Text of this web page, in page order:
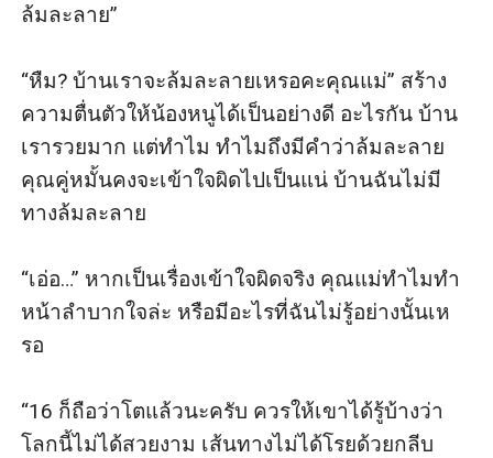
ล้มละลาย”
“หืม? บ้านเราจะล้มละลายเหรอคะคุณแม่” สร้าง
ความตื่นตัวให้น้องหนูได้เป็นอย่างดี อะไรกัน บ้าน
เรารวยมาก แต่ทำไม ทำไมถึงมีคำว่าล้มละลาย
คุณคู่หมั้นคงจะเข้าใจผิดไปเป็นแน่ บ้านฉันไม่มี
ทางล้มละลาย
“เอ่อ…” หากเป็นเรื่องเข้าใจผิดจริง คุณแม่ทำไมทำ
หน้าลำบากใจล่ะ หรือมีอะไรที่ฉันไม่รู้อย่างนั้นเห
รอ
“16 ก็ถือว่าโตแล้วนะครับ ควรให้เขาได้รู้บ้างว่า
โลกนี้ไม่ได้สวยงาม เส้นทางไม่ได้โรยด้วยกลีบ